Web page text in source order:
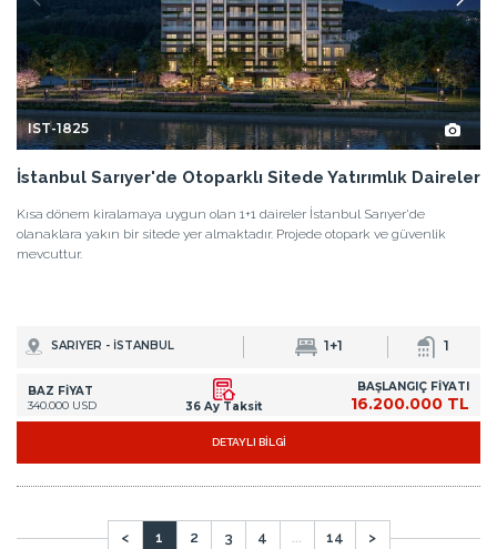
IST-1825
İstanbul Sarıyer'de Otoparklı Sitede Yatırımlık Daireler
Kısa dönem kiralamaya uygun olan 1+1 daireler İstanbul Sarıyer'de
olanaklara yakın bir sitede yer almaktadır. Projede otopark ve güvenlik
mevcuttur.
SARIYER - İSTANBUL 1+1 1
BAZ FİYAT
340.000 USD
36 Ay Taksit
BAŞLANGIÇ FİYATI
16.200.000 TL
DETAYLI BİLGİ
< 1 2 3 4 ... 14 >